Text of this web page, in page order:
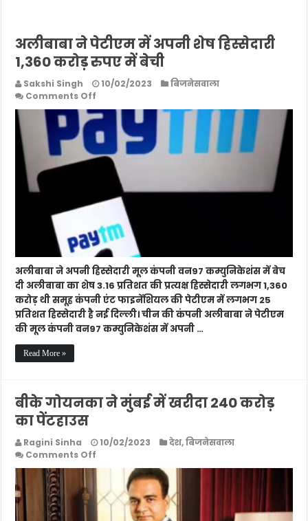
अलीबाबा ने पेटीएम में अपनी शेष हिस्सेदारी
1,360 करोड़ रुपए में बेची
Sakshi Singh 10/02/2023
बिजनेसवाला
Comments Off
अलीबाबा
ने
पेटीएम
में
अपनी
हिस्सेदारी
1,360
करोड़
में
बेची
अलीबाबा ने अपनी हिस्सेदारी मूल कंपनी वन97 कम्युनिकेशंस में बेच
दी अलीबाबा का शेष 3.16 प्रतिशत की प्रत्यक्ष हिस्सेदारी लगभग 1,360
करोड़ थी समूह कंपनी एंट फाइनेंशियल की पेटीएम में लगभग 25
प्रतिशत हिस्सेदारी है नई दिल्ली। चीन की कंपनी अलीबाबा ने पेटीएम
की मूल कंपनी वन97 कम्युनिकेशंस में अपनी …
Read More »
बीके गोयनका ने मुंबई में खरीदा 240 करोड़
का पेंटहाउस
Ragini Sinha 10/02/2023 देश,बिजनेसवाला
Comments Off
बीके
गोयनका
ने
मुंबई